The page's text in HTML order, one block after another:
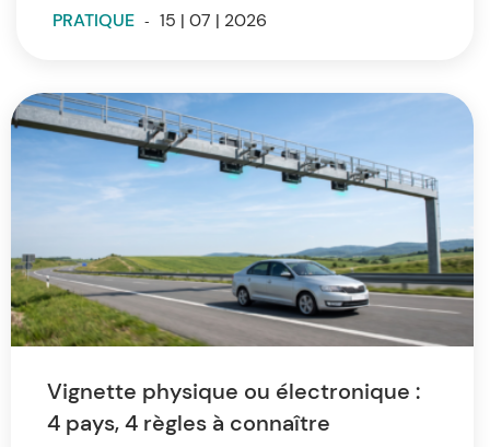
PRATIQUE - 15 | 07 | 2026
Vignette physique ou électronique :
4 pays, 4 règles à connaître